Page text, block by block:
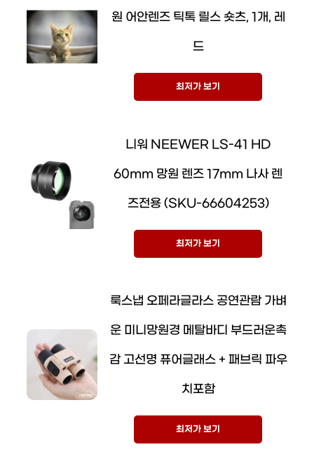
원 어안렌즈 틱톡 릴스 숏츠, 1개, 레
드
최저가 보기
니워 NEEWER LS-41 HD
60mm 망원 렌즈 17mm 나사 렌
즈전용 (SKU-66604253)
최저가 보기
룩스냅 오페라글라스 공연관람 가벼
운 미니망원경 메탈바디 부드러운촉
감 고선명 퓨어글래스 + 패브릭 파우
치포함
최저가 보기